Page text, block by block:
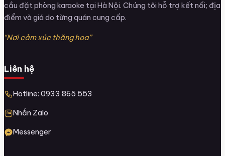
cầu đặt phòng karaoke tại Hà Nội. Chúng tôi hỗ trợ kết nối; địa
điểm và giá do từng quán cung cấp.
“Nơi cảm xúc thăng hoa”
Liên hệ
Hotline: 0933 865 553
Nhắn Zalo
Messenger